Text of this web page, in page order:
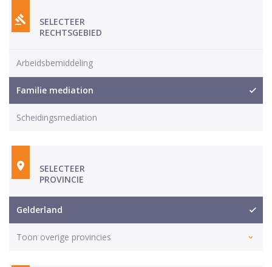
SELECTEER
RECHTSGEBIED
Arbeidsbemiddeling
Familie mediation
Scheidingsmediation
SELECTEER
PROVINCIE
Gelderland
Toon overige provincies